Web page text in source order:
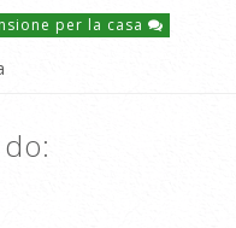
per la casa